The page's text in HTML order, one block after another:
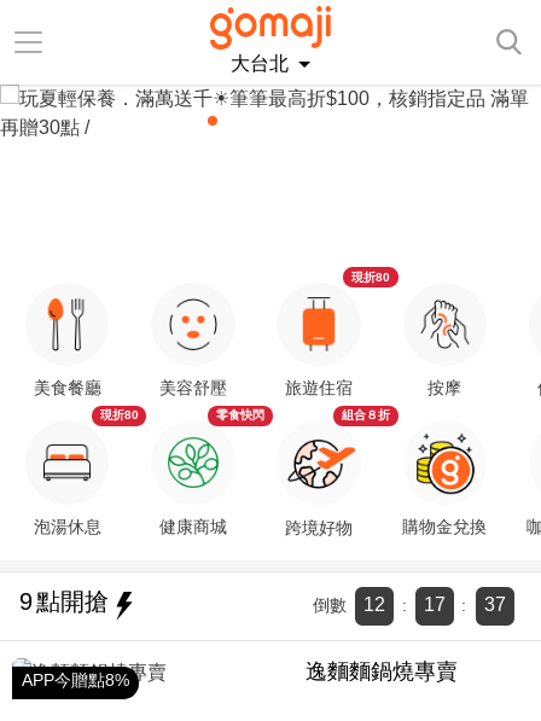
大台北
美食餐廳
泡湯休息
現折80
美容舒壓
健康商城
零食快閃
旅遊住宿
現折80
跨境好物
組合８折
按摩
購物金兌換
9點開搶 倒數 12 : 17 : 37
APP今贈點8% 逸麵麵鍋燒專賣